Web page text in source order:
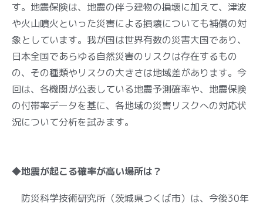
す。地震保険は、地震の伴う建物の損壊に加えて、津波
や火山噴火といった災害による損壊についても補償の対
象としています。我が国は世界有数の災害大国であり、
日本全国であらゆる自然災害のリスクは存在するもの
の、その種類やリスクの大きさは地域差があります。今
回は、各機関が公表している地震予測確率や、地震保険
の付帯率データを基に、各地域の災害リスクへの対応状
況について分析を試みます。
◆地震が起こる確率が高い場所は？
防災科学技術研究所（茨城県つくば市）は、今後30年